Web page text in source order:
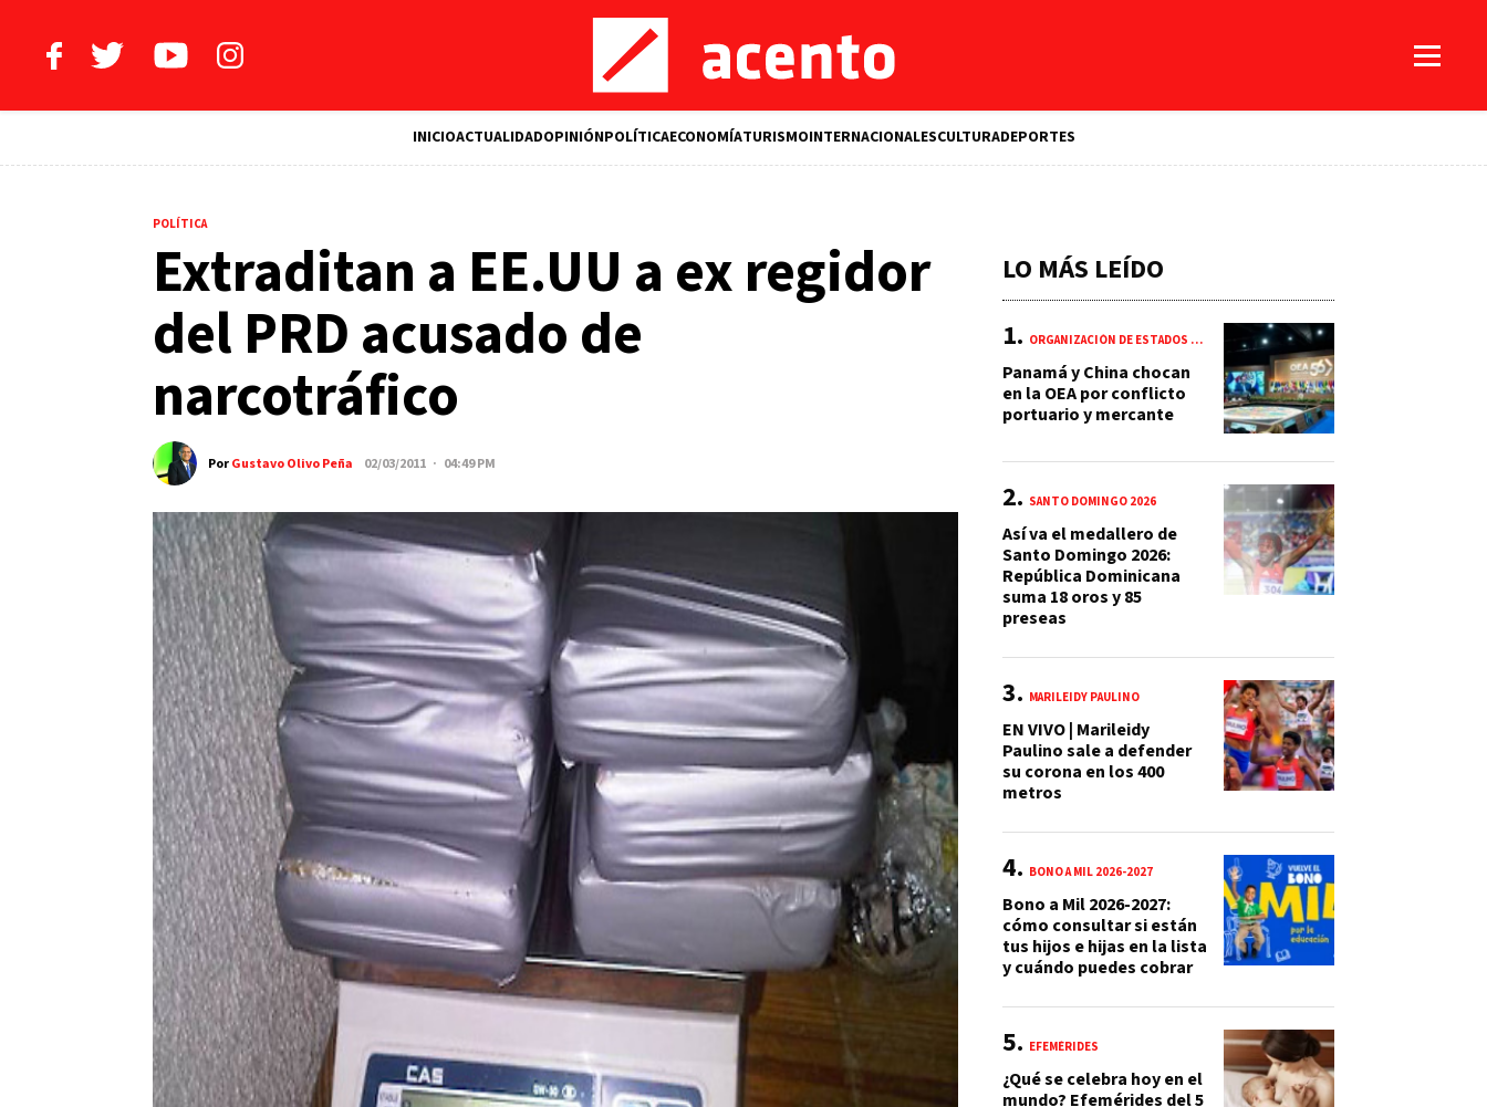
INICIOACTUALIDADOPINIÓNPOLÍTICAECONOMÍATURISMOINTERNACIONALESCULTURADEPORTES
POLÍTICA
Extraditan a EE.UU a ex regidor
del PRD acusado de
narcotráfico
PorGustavo Olivo Peña 02/03/2011 · 04:49 PM
LO MÁS LEÍDO
ORGANIZACIÓN DE ESTADOS AMERICANOS (OEA)
Panamá y China chocan
en la OEA por conflicto
portuario y mercante
SANTO DOMINGO 2026
Así va el medallero de
Santo Domingo 2026:
República Dominicana
suma 18 oros y 85
preseas
MARILEIDY PAULINO
EN VIVO | Marileidy
Paulino sale a defender
su corona en los 400
metros
BONO A MIL 2026-2027
Bono a Mil 2026-2027:
cómo consultar si están
tus hijos e hijas en la lista
y cuándo puedes cobrar
EFEMÉRIDES
¿Qué se celebra hoy en el
mundo? Efemérides del 5